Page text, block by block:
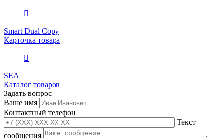
Smart Dual Copy
Карточка товара
SEA
Каталог товаров
Задать вопрос
Ваше имя
Контактный телефон
Текст
сообщения